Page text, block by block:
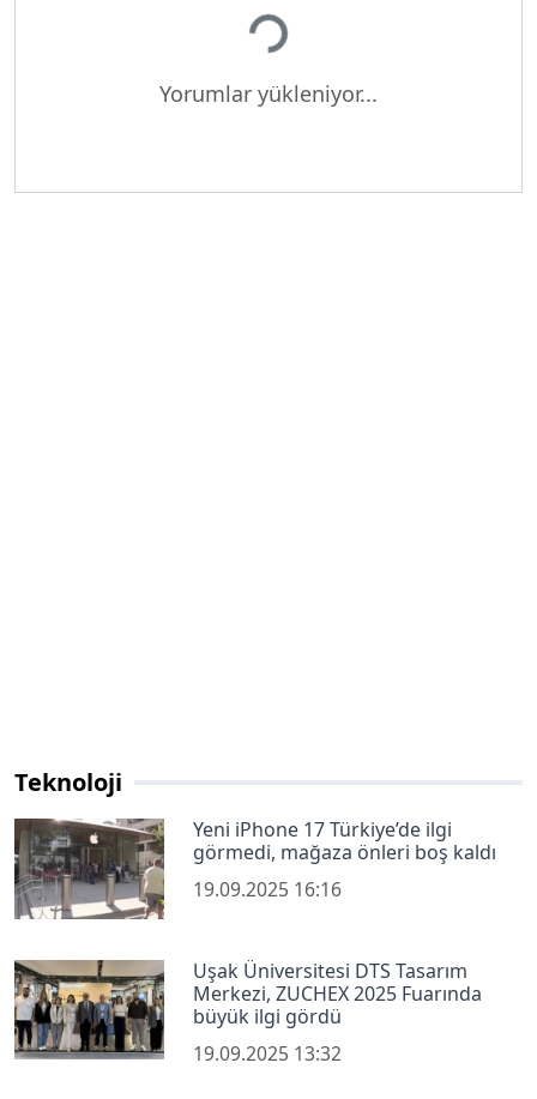
Yükleniyor...
Yorumlar yükleniyor...
Teknoloji
Yeni iPhone 17 Türkiye’de ilgi
görmedi, mağaza önleri boş kaldı
19.09.2025 16:16
Uşak Üniversitesi DTS Tasarım
Merkezi, ZUCHEX 2025 Fuarında
büyük ilgi gördü
19.09.2025 13:32